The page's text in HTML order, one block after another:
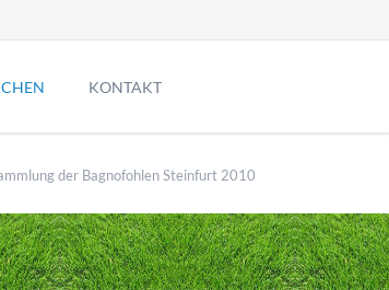
KONTAKT
der Bagnofohlen Steinfurt 2010